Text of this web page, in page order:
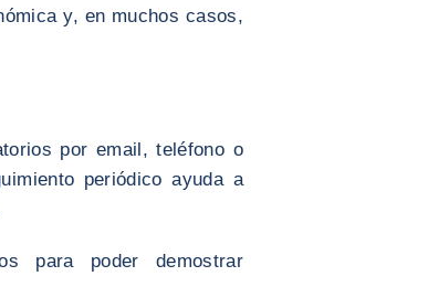
y, en muchos casos,
por email, teléfono o
periódico ayuda a
para poder demostrar